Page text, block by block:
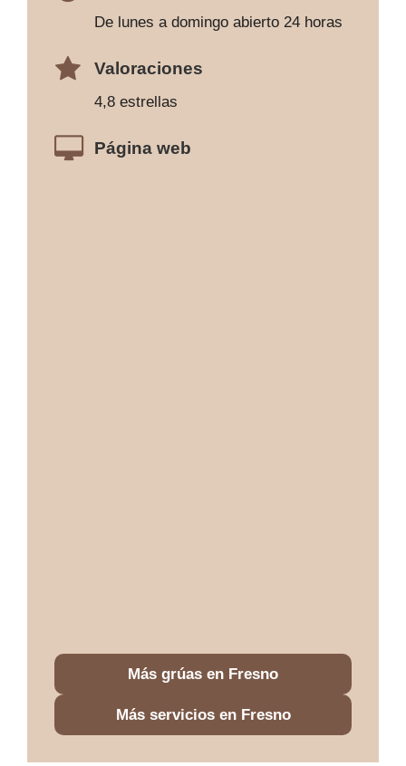
De lunes a domingo abierto 24 horas
Valoraciones
4,8 estrellas
Página web
Más grúas en Fresno
Más servicios en Fresno